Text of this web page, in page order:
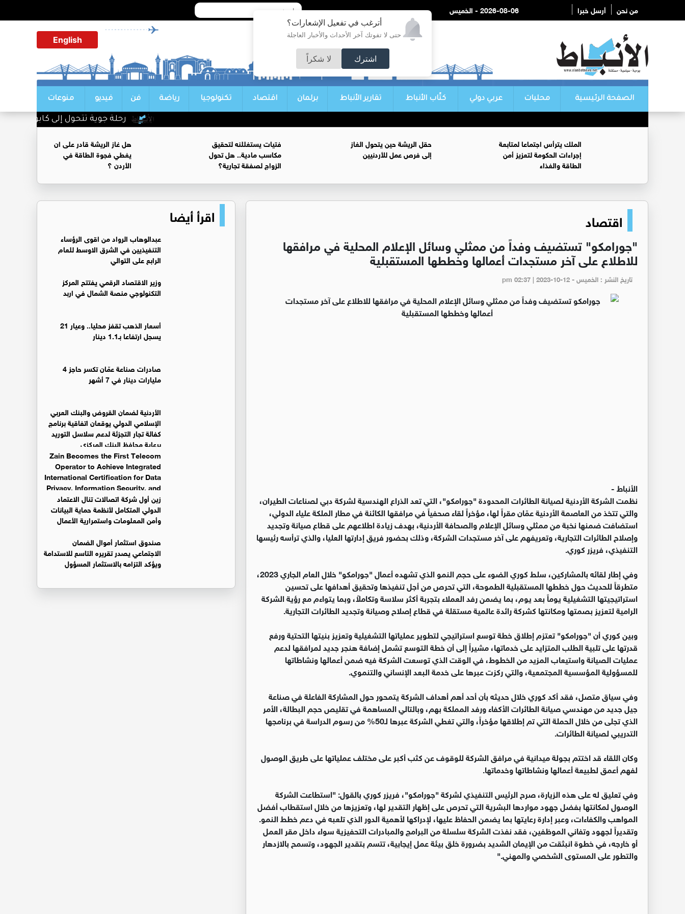
أترغب في تفعيل الإشعارات؟
حتى لا تفوتك آخر الأحداث والأخبار العاجلة
اشترك لا شكراً
من نحن أرسل خبرا 2026-08-06 - الخميس
English
الصفحة الرئيسية محليات عربي دولي كتّاب الأنباط تقارير الأنباط برلمان اقتصاد تكنولوجيا رياضة فن فيديو منوعات
رحلة جوية تتحول إلى كابوس بسبب "4 كلمات مقلقة" قالها الطيار
الملك يترأس اجتماعا لمتابعة
إجراءات الحكومة لتعزيز أمن
الطاقة والغذاء
حقل الريشة حين يتحول الغاز
إلى فرص عمل للأردنيين
فتيات يستغللنه لتحقيق
مكاسب مادية.. هل تحول
الزواج لصفقة تجارية؟
هل غاز الريشة قادر على ان
يغطي فجوة الطاقة في
الأردن ؟
اقتصاد
"جورامكو" تستضيف وفداً من ممثلي وسائل الإعلام المحلية في مرافقها
للاطلاع على آخر مستجدات أعمالها وخططها المستقبلية
تاريخ النشر : الخميس - pm 02:37 | 2023-10-12
الأنباط -
نظمت الشركة الأردنية لصيانة الطائرات المحدودة "جورامكو"، التي تعد الذراع الهندسية لشركة دبي لصناعات الطيران،
والتي تتخذ من العاصمة الأردنية عمّان مقراً لها، مؤخراً لقاء صحفياً في مرافقها الكائنة في مطار الملكة علياء الدولي،
استضافت ضمنها نخبة من ممثلي وسائل الإعلام والصحافة الأردنية، بهدف زيادة اطلاعهم على قطاع صيانة وتجديد
وإصلاح الطائرات التجارية، وتعريفهم على آخر مستجدات الشركة، وذلك بحضور فريق إدارتها العليا، والذي ترأسه رئيسها
التنفيذي، فريزر كوري.
وفي إطار لقائه بالمشاركين، سلط كوري الضوء على حجم النمو الذي تشهده أعمال "جورامكو" خلال العام الجاري 2023،
متطرقاً للحديث حول خططها المستقبلية الطموحة، التي تحرص من أجل تنفيذها وتحقيق أهدافها على تحسين
استراتيجيتها التشغيلية يوماً بعد يوم، بما يضمن رفد العملاء بتجربة أكثر سلاسة وتكاملاً، وبما يتواءم مع رؤية الشركة
الرامية لتعزيز بصمتها ومكانتها كشركة رائدة عالمية مستقلة في قطاع إصلاح وصيانة وتجديد الطائرات التجارية.
وبين كوري أن "جورامكو" تعتزم إطلاق خطة توسع استراتيجي لتطوير عملياتها التشغيلية وتعزيز بنيتها التحتية ورفع
قدرتها على تلبية الطلب المتزايد على خدماتها، مشيراً إلى أن خطة التوسع تشمل إضافة هنجر جديد لمرافقها لدعم
عمليات الصيانة واستيعاب المزيد من الخطوط، في الوقت الذي توسعت الشركة فيه ضمن أعمالها ونشاطاتها
للمسؤولية المؤسسية المجتمعية، والتي ركزت عبرها على خدمة البعد الإنساني والتنموي.
وفي سياق متصل، فقد أكد كوري خلال حديثه بأن أحد أهم أهداف الشركة يتمحور حول المشاركة الفاعلة في صناعة
جيل جديد من مهندسي صيانة الطائرات الأكفاء ورفد المملكة بهم، وبالتالي المساهمة في تقليص حجم البطالة، الأمر
الذي تجلى من خلال الحملة التي تم إطلاقها مؤخراً، والتي تغطي الشركة عبرها لـ50% من رسوم الدراسة في برنامجها
التدريبي لصيانة الطائرات.
وكان اللقاء قد اختتم بجولة ميدانية في مرافق الشركة للوقوف عن كثب أكبر على مختلف عملياتها على طريق الوصول
لفهم أعمق لطبيعة أعمالها ونشاطاتها وخدماتها.
وفي تعليق له على هذه الزيارة، صرح الرئيس التنفيذي لشركة "جورامكو"، فريزر كوري بالقول: "استطاعت الشركة
الوصول لمكانتها بفضل جهود مواردها البشرية التي تحرص على إظهار التقدير لها، وتعزيزها من خلال استقطاب أفضل
المواهب والكفاءات، وعبر إدارة رعايتها بما يضمن الحفاظ عليها، لإدراكها لأهمية الدور الذي تلعبه في دعم خطط النمو.
وتقديراً لجهود وتفاني الموظفين، فقد نفذت الشركة سلسلة من البرامج والمبادرات التحفيزية سواء داخل مقر العمل
أو خارجه، في خطوة انبثقت من الإيمان الشديد بضرورة خلق بيئة عمل إيجابية، تتسم بتقدير الجهود، وتسمح بالازدهار
والتطور على المستوى الشخصي والمهني."
اقرأ أيضا
عبدالوهاب الرواد من اقوى الرؤساء
التنفيذيين في الشرق الاوسط للعام
الرابع على التوالي
وزير الاقتصاد الرقمي يفتتح المركز
التكنولوجي منصة الشمال في اربد
أسعار الذهب تقفز محليا.. وعيار 21
يسجل ارتفاعا بـ1.1 دينار
صادرات صناعة عمّان تكسر حاجز 4
مليارات دينار في 7 أشهر
الأردنية لضمان القروض والبنك العربي
الإسلامي الدولي يوقعان اتفاقية برنامج
كفالة تجار التجزئة لدعم سلاسل التوريد
برعاية محافظ البنك المركزي
Zain Becomes the First Telecom
Operator to Achieve Integrated
International Certification for Data
Privacy, Information Security, and
Business Continuity Management Systems
زين أول شركة اتصالات تنال الاعتماد
الدولي المتكامل لأنظمة حماية البيانات
وأمن المعلومات واستمرارية الأعمال
صندوق استثمار أموال الضمان
الاجتماعي يصدر تقريره التاسع للاستدامة
ويؤكد التزامه بالاستثمار المسؤول